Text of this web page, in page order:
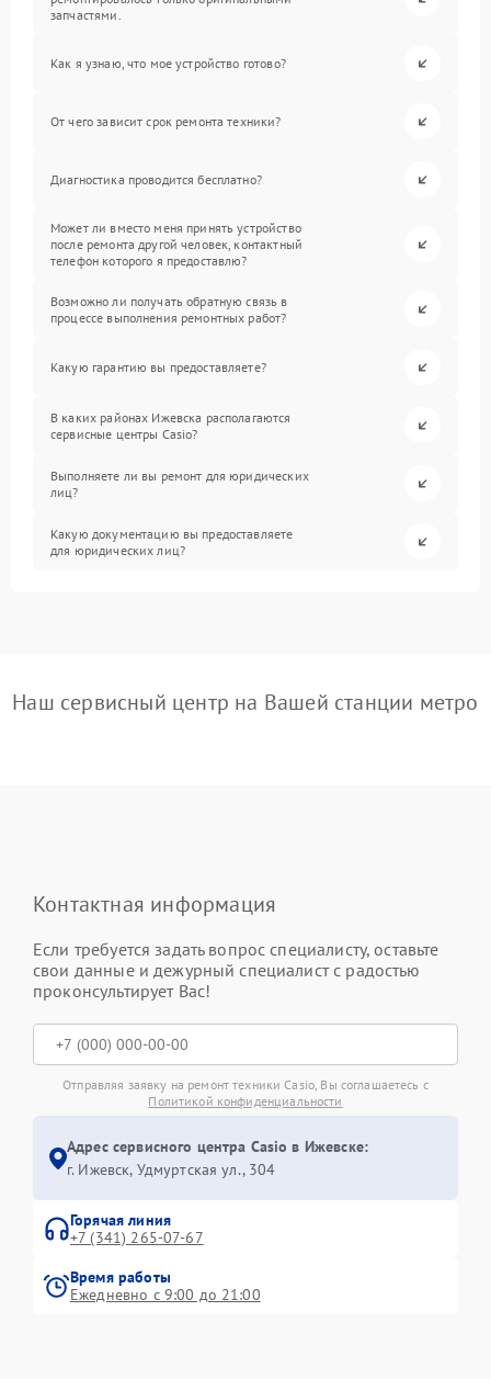
запчастями.
Как я узнаю, что мое устройство готово?
От чего зависит срок ремонта техники?
Диагностика проводится бесплатно?
Может ли вместо меня принять устройство
после ремонта другой человек, контактный
телефон которого я предоставлю?
Возможно ли получать обратную связь в
процессе выполнения ремонтных работ?
Какую гарантию вы предоставляете?
В каких районах Ижевска располагаются
сервисные центры Casio?
Выполняете ли вы ремонт для юридических
лиц?
Какую документацию вы предоставляете
для юридических лиц?
Наш сервисный центр на Вашей станции метро
Контактная информация
Если требуется задать вопрос специалисту, оставьте
свои данные и дежурный специалист с радостью
проконсультирует Вас!
Отправляя заявку на ремонт техники Casio, Вы соглашаетесь с
Политикой конфиденциальности
Адрес сервисного центра Casio в Ижевске:
г. Ижевск, Удмуртская ул., 304
Горячая линия
+7 (341) 265-07-67
Время работы
Ежедневно с 9:00 до 21:00